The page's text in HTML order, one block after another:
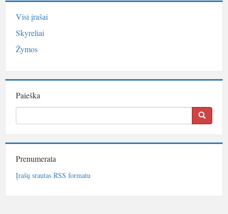
Visi įrašai
Skyreliai
Žymos
Paieška
Prenumerata
Įrašų srautas RSS formatu